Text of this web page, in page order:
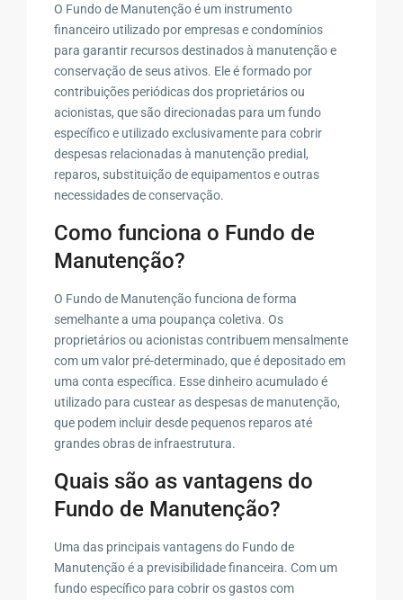
O Fundo de Manutenção é um instrumento
financeiro utilizado por empresas e condomínios
para garantir recursos destinados à manutenção e
conservação de seus ativos. Ele é formado por
contribuições periódicas dos proprietários ou
acionistas, que são direcionadas para um fundo
específico e utilizado exclusivamente para cobrir
despesas relacionadas à manutenção predial,
reparos, substituição de equipamentos e outras
necessidades de conservação.
Como funciona o Fundo de
Manutenção?
O Fundo de Manutenção funciona de forma
semelhante a uma poupança coletiva. Os
proprietários ou acionistas contribuem mensalmente
com um valor pré-determinado, que é depositado em
uma conta específica. Esse dinheiro acumulado é
utilizado para custear as despesas de manutenção,
que podem incluir desde pequenos reparos até
grandes obras de infraestrutura.
Quais são as vantagens do
Fundo de Manutenção?
Uma das principais vantagens do Fundo de
Manutenção é a previsibilidade financeira. Com um
fundo específico para cobrir os gastos com